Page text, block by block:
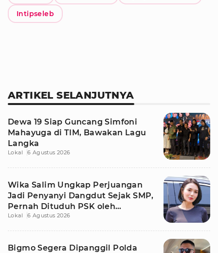
Intipseleb
ARTIKEL SELANJUTNYA
Dewa 19 Siap Guncang Simfoni
Mahayuga di TIM, Bawakan Lagu
Langka
Lokal 6 Agustus 2026
Wika Salim Ungkap Perjuangan
Jadi Penyanyi Dangdut Sejak SMP,
Pernah Dituduh PSK oleh
Tetangga
Lokal 6 Agustus 2026
Bigmo Segera Dipanggil Polda